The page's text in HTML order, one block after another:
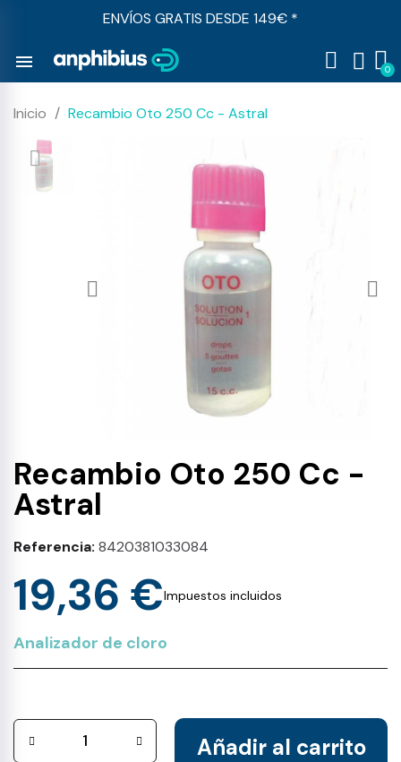
ENVÍOS GRATIS DESDE 149€ *
menu
Inicio Recambio Oto 250 Cc - Astral
Recambio Oto 250 Cc -
Astral
Referencia 8420381033084
19,36 €Impuestos incluidos
Analizador de cloro
Añadir al carrito